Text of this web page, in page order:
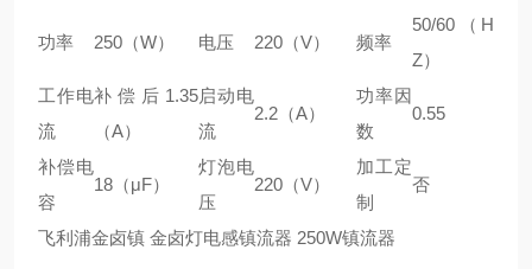
功率 250（W） 电压 220（V） 频率
50/60（H
Z）
工作电
流
补偿后1.35
（A）
启动电
流
2.2（A）
功率因
数
0.55
补偿电
容
18（μF）
灯泡电
压
220（V）
加工定
制
否
飞利浦金卤镇 金卤灯电感镇流器 250W镇流器